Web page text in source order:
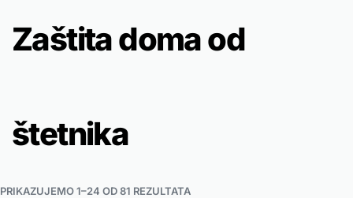
Zaštita doma od
štetnika
PRIKAZUJEMO 1–24 OD 81 REZULTATA